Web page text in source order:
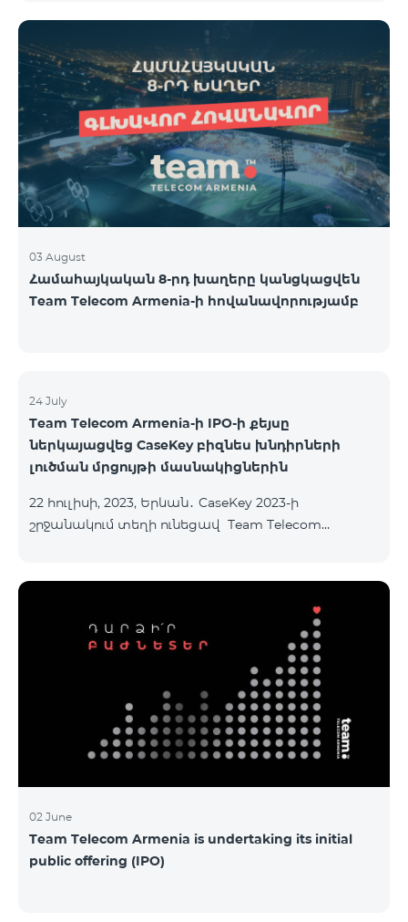
- the 1st month is free. A smartphone can also be
purchased on credit, starting from 1250 AMD per
month. Bank charges are added to the monthly fee.
Tariff terms are below. Prepaid package Teamtok.
Monthly fee: 2500 AMD 250minutes to RA, Artsakh,
USA and Canada, Beeline Russia and Tele2 mob
03 August
Համահայկական 8-րդ խաղերը կանցկացվեն
Team Telecom Armenia-ի հովանավորությամբ
24 July
Team Telecom Armenia-ի IPO-ի քեյսը
ներկայացվեց CaseKey բիզնես խնդիրների
լուծման մրցույթի մասնակիցներին
22 հուլիսի, 2023, Երևան․ CaseKey 2023-ի
շրջանակում տեղի ունեցավ Team Telecom
երիտասարդներ ծանոթացան առաջնային
հրապարակային տեղաբաշխման բոլոր
մանրամասներին ու թիմերին տրամադրվեց
ընկերության զարգացման ռազմավարական
խնդիրը։ Լուծումներ առաջարկելու համար թիմերն
ունենալու են ընդամենը 72 ժամ։ Հաջողություն
մաղթելով մրցույթի մասնակիցներին Team
Telecom Armenia-ի գլխավոր տնօրեն Հայկ
Եսայանը նշեց, որ
02 June
Team Telecom Armenia is undertaking its initial
public offering (IPO)